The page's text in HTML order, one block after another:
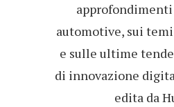
automotive, sui
e sulle ultime
di innovazione
edita da